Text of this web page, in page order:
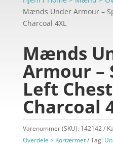
Mænds Under Armour –
Charcoal 4XL
Mænds
Armour –
Left
Charcoal
Varenummer (SKU): 142142
Overdele > Kortærmet
Tag: